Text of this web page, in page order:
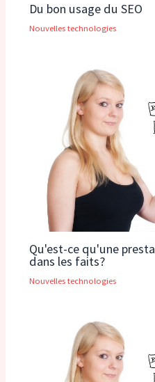
Du bon usage du SEO
Nouvelles technologies
Qu'est-ce qu'une
dans les faits?
Nouvelles technologies